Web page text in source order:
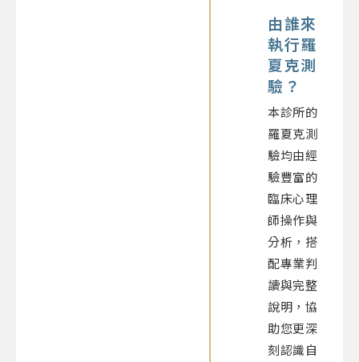
由誰來
執行羅
夏克測
驗？
本診所的
羅夏克測
驗均由經
驗豐富的
臨床心理
師操作與
分析，搭
配專業判
讀與完整
說明，協
助您更深
刻認識自